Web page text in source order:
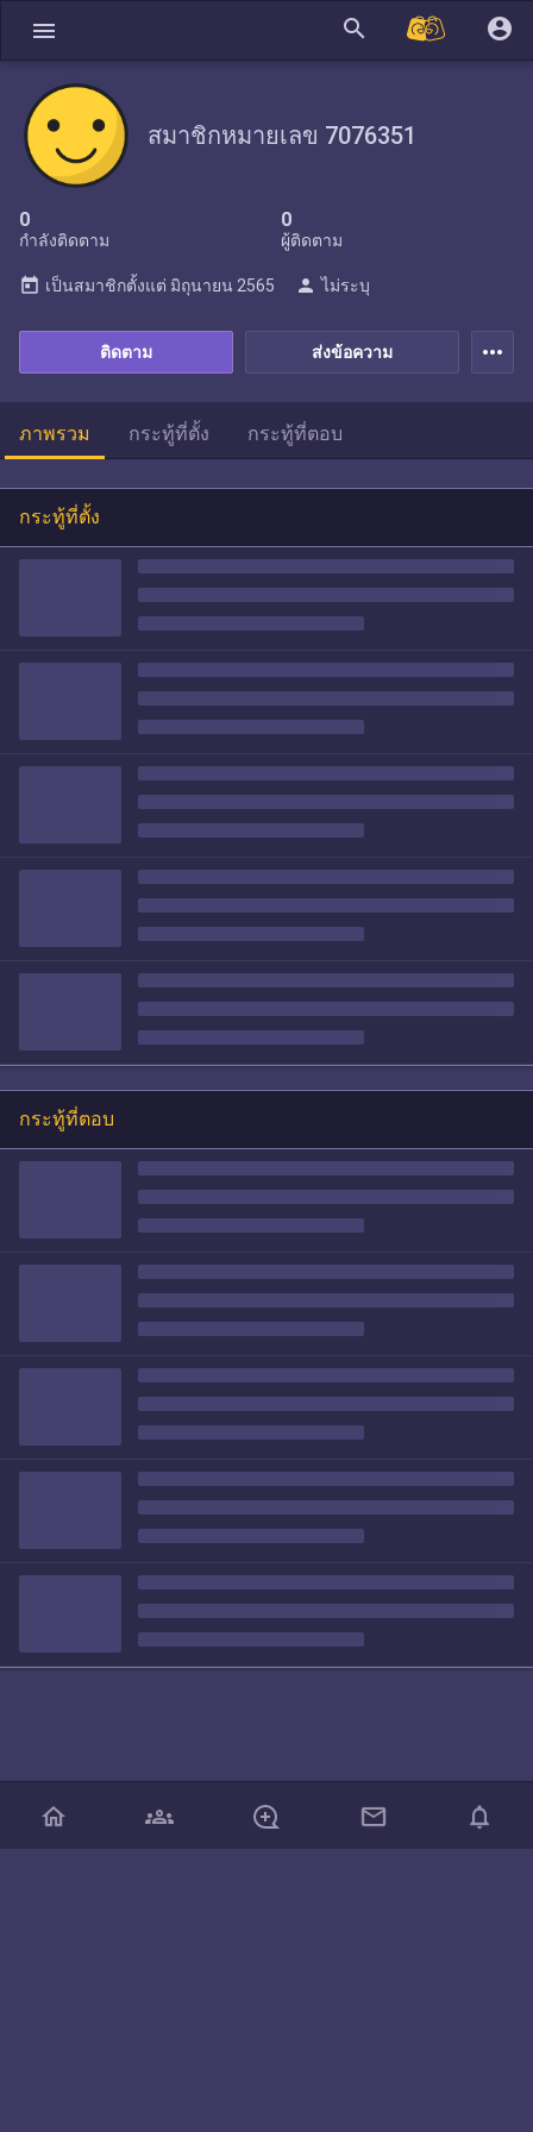
menu search account_circle
สมาชิกหมายเลข 7076351
0
กำลังติดตาม
0
ผู้ติดตาม
ส่งข้อความ
ติดตาม
today เป็นสมาชิกตั้งแต่ มิถุนายน 2565 person ไม่ระบุ
more_horiz
ภาพรวม กระทู้ที่ตั้ง กระทู้ที่ตอบ
กระทู้ที่ตั้ง
กระทู้ที่ตอบ